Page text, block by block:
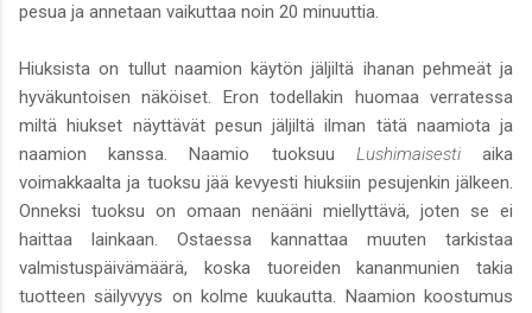
pesua ja annetaan vaikuttaa noin 20 minuuttia.
Hiuksista on tullut naamion käytön jäljiltä ihanan pehmeät ja
hyväkuntoisen näköiset. Eron todellakin huomaa verratessa
miltä hiukset näyttävät pesun jäljiltä ilman tätä naamiota ja
naamion kanssa. Naamio tuoksuu Lushimaisestiaika
voimakkaalta ja tuoksu jää kevyesti hiuksiin pesujenkin jälkeen.
Onneksi tuoksu on omaan nenääni miellyttävä, joten se ei
haittaa lainkaan. Ostaessa kannattaa muuten tarkistaa
valmistuspäivämäärä, koska tuoreiden kananmunien takia
tuotteen säilyvyys on kolme kuukautta. Naamion koostumus